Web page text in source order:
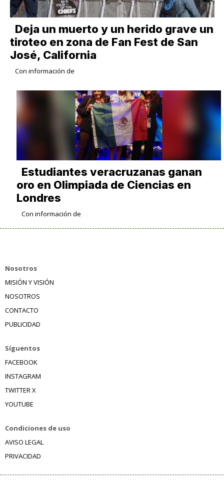
Deja un muerto y un herido grave un
tiroteo en zona de Fan Fest de San
José, California
Con información de
Estudiantes veracruzanas ganan
oro en Olimpiada de Ciencias en
Londres
Con información de
Nosotros
MISIÓN Y VISIÓN
NOSOTROS
CONTACTO
PUBLICIDAD
Síguentos
FACEBOOK
INSTAGRAM
TWITTER X
YOUTUBE
Condiciones de uso
AVISO LEGAL
PRIVACIDAD